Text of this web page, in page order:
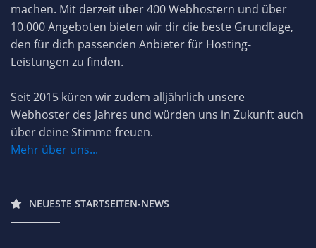
machen. Mit derzeit über 400 Webhostern und über
10.000 Angeboten bieten wir dir die beste Grundlage,
den für dich passenden Anbieter für Hosting-
Leistungen zu finden.
Seit 2015 küren wir zudem alljährlich unsere
Webhoster des Jahres und würden uns in Zukunft auch
über deine Stimme freuen.
Mehr über uns...
NEUESTE STARTSEITEN-NEWS